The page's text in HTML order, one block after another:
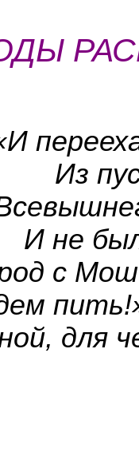
Из
И не
с
для